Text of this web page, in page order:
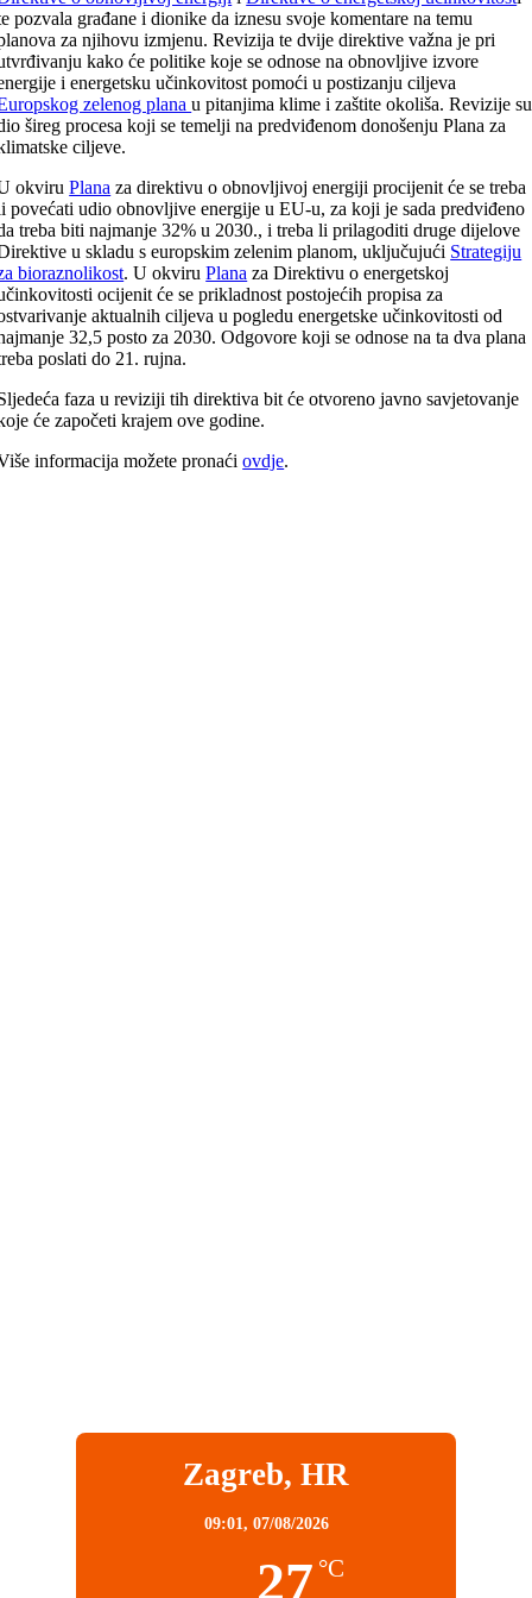
pozvala građane i dionike da iznesu svoje komentare na temu
za njihovu izmjenu. Revizija te dvije direktive važna je pri
kako će politike koje se odnose na obnovljive izvore
i energetsku učinkovitost pomoći u postizanju ciljeva
zelenog planau pitanjima klime i zaštite okoliša. Revizije su
šireg procesa koji se temelji na predviđenom donošenju Plana za
ciljeve.
okviruPlana za direktivu o obnovljivoj energiji procijenit će se treba
povećati udio obnovljive energije u EU-u, za koji je sada predviđeno
treba biti najmanje 32% u 2030., i treba li prilagoditi druge dijelove
u skladu s europskim zelenim planom, uključujući Strategiju
bioraznolikost. U okviruPlana za Direktivu o energetskoj
ocijenit će se prikladnost postojećih propisa za
aktualnih ciljeva u pogledu energetske učinkovitosti od
32,5 posto za 2030. Odgovore koji se odnose na ta dva plana
poslati do 21. rujna.
faza u reviziji tih direktiva bit će otvoreno javno savjetovanje
će započeti krajem ove godine.
informacija možete pronaćiovdje.
Zagreb, HR
09:01, 07/08/2026
27 °C